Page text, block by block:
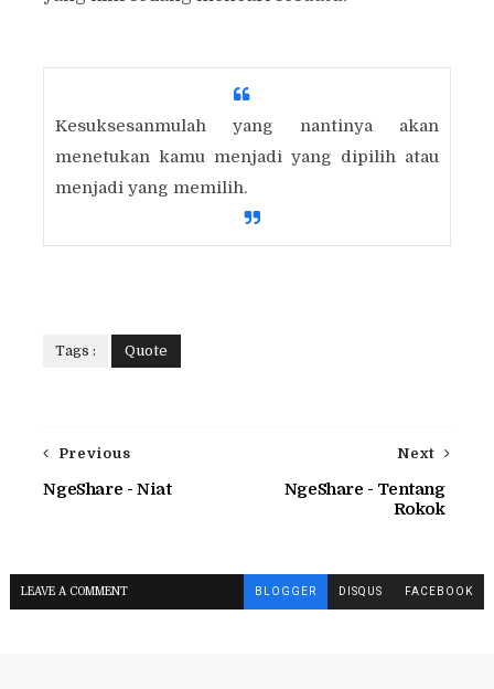
Kesuksesanmulah yang nantinya akan
menetukan kamu menjadi yang dipilih atau
menjadi yang memilih.
Tags : Quote
Next
NgeShare - Tentang
Rokok
Previous
NgeShare - Niat
LEAVE A COMMENT BLOGGER DISQUS FACEBOOK